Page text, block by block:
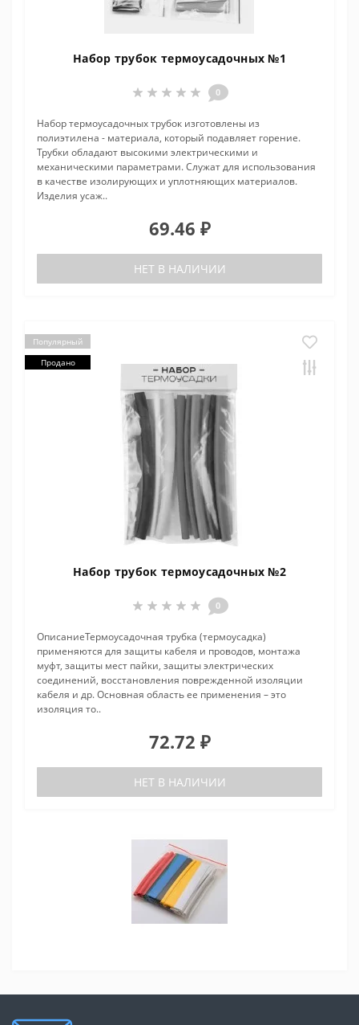
Набор трубок термоусадочных №1
0
Набор термоусадочных трубок изготовлены из
полиэтилена - материала, который подавляет горение.
Трубки обладают высокими электрическими и
механическими параметрами. Служат для использования
в качестве изолирующих и уплотняющих материалов.
Изделия усаж..
69.46 ₽
НЕТ В НАЛИЧИИ
Популярный
Продано
Набор трубок термоусадочных №2
0
ОписаниеТермоусадочная трубка (термоусадка)
применяются для защиты кабеля и проводов, монтажа
муфт, защиты мест пайки, защиты электрических
соединений, восстановления поврежденной изоляции
кабеля и др. Основная область ее применения – это
изоляция то..
72.72 ₽
НЕТ В НАЛИЧИИ